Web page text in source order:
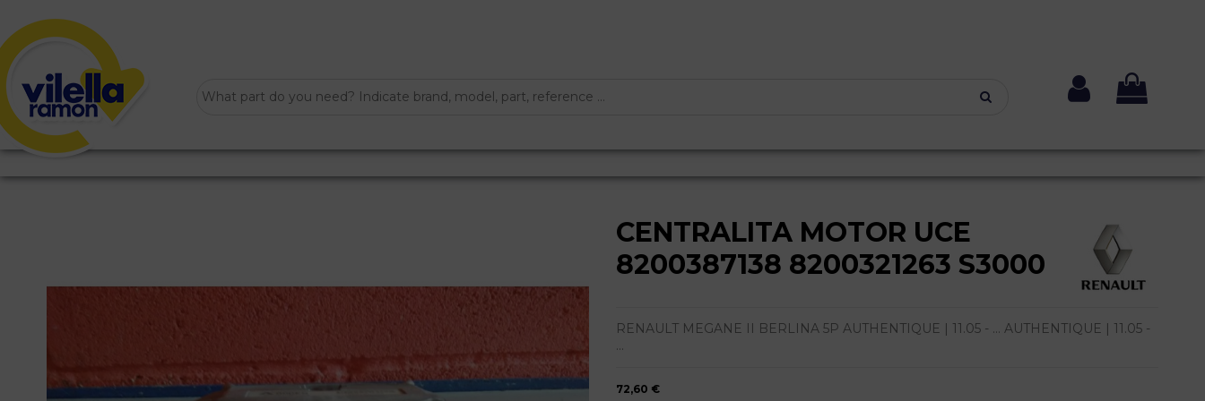
CENTRALITA MOTOR UCE
8200387138 8200321263 S3000
RENAULT MEGANE II BERLINA 5P AUTHENTIQUE | 11.05 - ... AUTHENTIQUE | 11.05 -
...
72,60 €